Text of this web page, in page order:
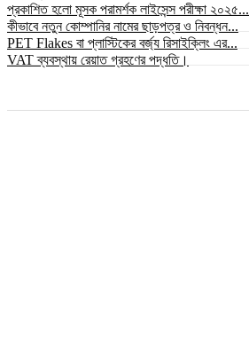
প্রকাশিত হলো মূসক পরামর্শক লাইসেন্স পরীক্ষা ২০২৫...
কীভাবে নতুন কোম্পানির নামের ছাড়পত্র ও নিবন্ধন...
PET Flakes বা প্লাস্টিকের বর্জ্য রিসাইক্লিং এর...
VAT ব্যবস্থায় রেয়াত গ্রহণের পদ্ধতি।